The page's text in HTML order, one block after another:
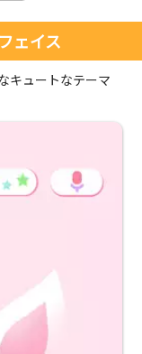
ェイス
キュートなテーマ